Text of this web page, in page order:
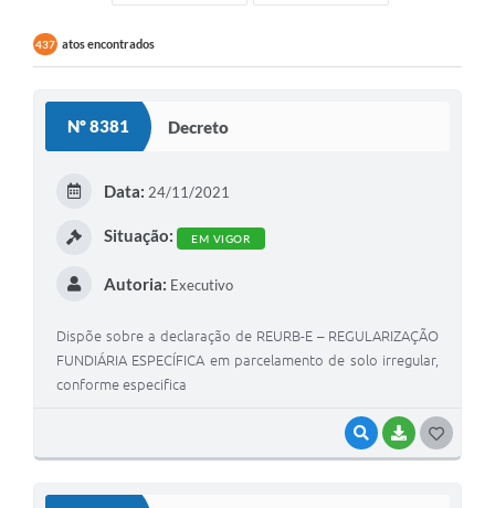
437 atos encontrados
Nº 8381 Decreto
VISUALIZAR
BAIXAR
Data: 24/11/2021
Situação: EM VIGOR
Autoria: Executivo
Dispõe sobre a declaração de REURB-E – REGULARIZAÇÃO
FUNDIÁRIA ESPECÍFICA em parcelamento de solo irregular,
conforme especifica